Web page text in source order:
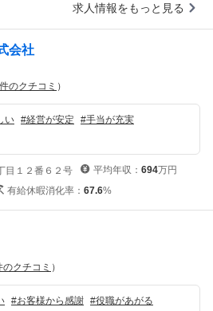
求人情報をもっと見る
会社
件のクチコミ ）
い #経営が安定 #手当が充実
目１２番６２号 平均年収： 694万円
有給休暇消化率： 67.6%
のクチコミ ）
#お客様から感謝 #役職があがる